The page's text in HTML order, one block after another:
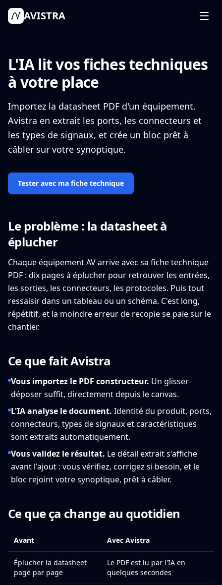
AVISTRA
Tarifs
Connexion
L'IA lit vos fiches techniques
à votre place
Importez la datasheet PDF d'un équipement.
Avistra en extrait les ports, les connecteurs et
les types de signaux, et crée un bloc prêt à
câbler sur votre synoptique.
Tester avec ma fiche technique
Le problème : la datasheet à
éplucher
Chaque équipement AV arrive avec sa fiche technique
PDF : dix pages à éplucher pour retrouver les entrées,
les sorties, les connecteurs, les protocoles. Puis tout
ressaisir dans un tableau ou un schéma. C'est long,
répétitif, et la moindre erreur de recopie se paie sur le
chantier.
Ce que fait Avistra
Vous importez le PDF constructeur. Un glisser-
déposer suffit, directement depuis le canvas.
L'IA analyse le document. Identité du produit, ports,
connecteurs, types de signaux et caractéristiques
sont extraits automatiquement.
Vous validez le résultat. Le détail extrait s'affiche
avant l'ajout : vous vérifiez, corrigez si besoin, et le
bloc rejoint votre synoptique, prêt à câbler.
Ce que ça change au quotidien
Avant Avec Avistra
Éplucher la datasheet
page par page
Le PDF est lu par l'IA en
quelques secondes